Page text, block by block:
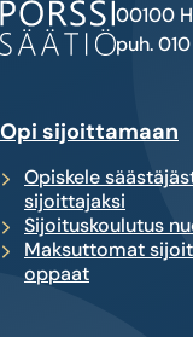
00100
puh.
Opi sijoittamaan
Opiskele
sijoittajaksi
Sijoituskoulutus
Maksuttomat
oppaat